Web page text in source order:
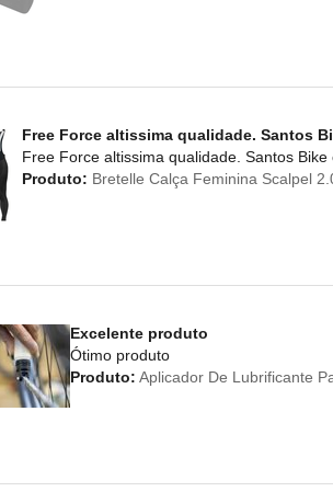
Free Force altissima qualidade. Santos
Free Force altissima qualidade. Santos
Produto: Bretelle Calça Feminina Scalpel
Excelente produto
Ótimo produto
Produto: Aplicador De Lubrificante